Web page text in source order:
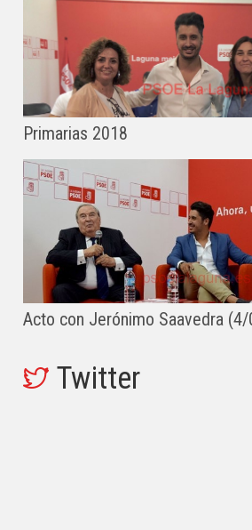
Primarias 2018
Acto con Jerónimo Saavedra
Twitter